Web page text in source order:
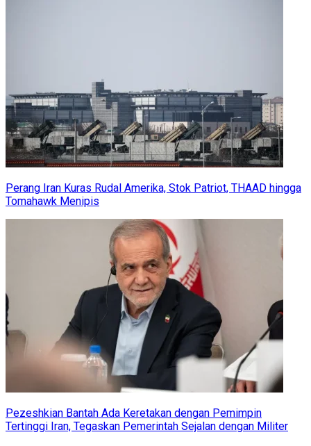
Perang Iran Kuras Rudal Amerika, Stok Patriot, THAAD hingga
Tomahawk Menipis
Pezeshkian Bantah Ada Keretakan dengan Pemimpin
Tertinggi Iran, Tegaskan Pemerintah Sejalan dengan Militer